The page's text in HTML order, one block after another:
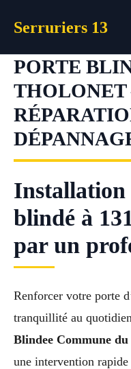
Serruriers 13
PORTE
THOLONET
Installation
blindé à
par un
Renforcer votre porte
tranquillité au
Blindee Commune
une intervention